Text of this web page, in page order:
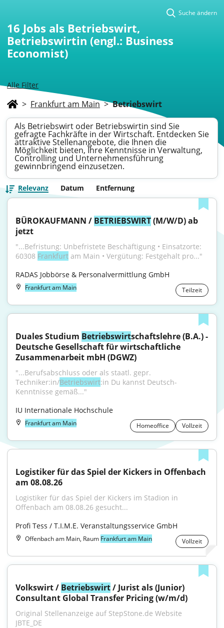
Alle Filter
Suche ändern
16 Jobs als Betriebswirt,
Betriebswirtin (engl.: Business
Economist)
> Frankfurt am Main > Betriebswirt
Als Betriebswirt oder Betriebswirtin sind Sie
gefragte Fachkräfte in der Wirtschaft. Entdecken Sie
attraktive Stellenangebote, die Ihnen die
Möglichkeit bieten, Ihre Kenntnisse in Verwaltung,
Controlling und Unternehmensführung
gewinnbringend einzusetzen.
Relevanz Datum Entfernung
BÜROKAUFMANN / BETRIEBSWIRT (M/W/D) ab
jetzt
"...Befristung: Unbefristete Beschäftigung • Einsatzorte:
60308 Frankfurt am Main • Vergütung: Festgehalt pro..."
RADAS Jobbörse & Personalvermittlung GmbH
Frankfurt am Main Teilzeit
Duales Studium Betriebswirtschaftslehre (B.A.) -
Deutsche Gesellschaft für wirtschaftliche
Zusammenarbeit mbH (DGWZ)
"...Berufsabschluss oder als staatl. gepr.
Techniker:in/Betriebswirt:in Du kannst Deutsch-
Kenntnisse gemäß..."
IU Internationale Hochschule
Frankfurt am Main Homeoffice Vollzeit
Logistiker für das Spiel der Kickers in Offenbach
am 08.08.26
Logistiker für das Spiel der Kickers im Stadion in
Offenbach am 08.08.26 gesucht...
Profi Tess / T.I.M.E. Veranstaltungsservice GmbH
Offenbach am Main, Raum Frankfurt am Main Vollzeit
Volkswirt / Betriebswirt / Jurist als (Junior)
Consultant Global Transfer Pricing (w/m/d)
Original Stellenanzeige auf StepStone.de Website
JBTE_DE